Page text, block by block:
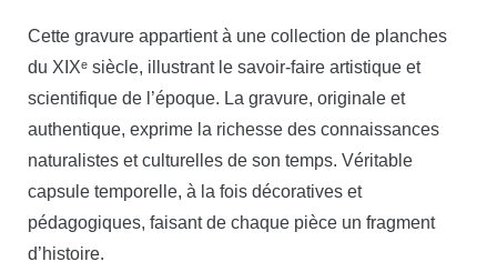
Cette gravure appartient à une collection de planches
du XIXᵉ siècle, illustrant le savoir-faire artistique et
scientifique de l’époque. La gravure, originale et
authentique, exprime la richesse des connaissances
naturalistes et culturelles de son temps. Véritable
capsule temporelle, à la fois décoratives et
pédagogiques, faisant de chaque pièce un fragment
d’histoire.